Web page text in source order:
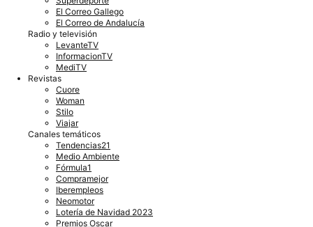
El Correo Gallego
El Correo de Andalucía
Radio y televisión
LevanteTV
InformacionTV
MediTV
Revistas
Cuore
Woman
Stilo
Viajar
Canales temáticos
Tendencias21
Medio Ambiente
Fórmula1
Compramejor
Iberempleos
Neomotor
Lotería de Navidad 2023
Premios Oscar